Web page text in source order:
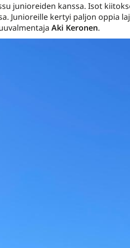
junioreiden kanssa. Isot
Junioreille kertyi paljon oppia
Aki Keronen.